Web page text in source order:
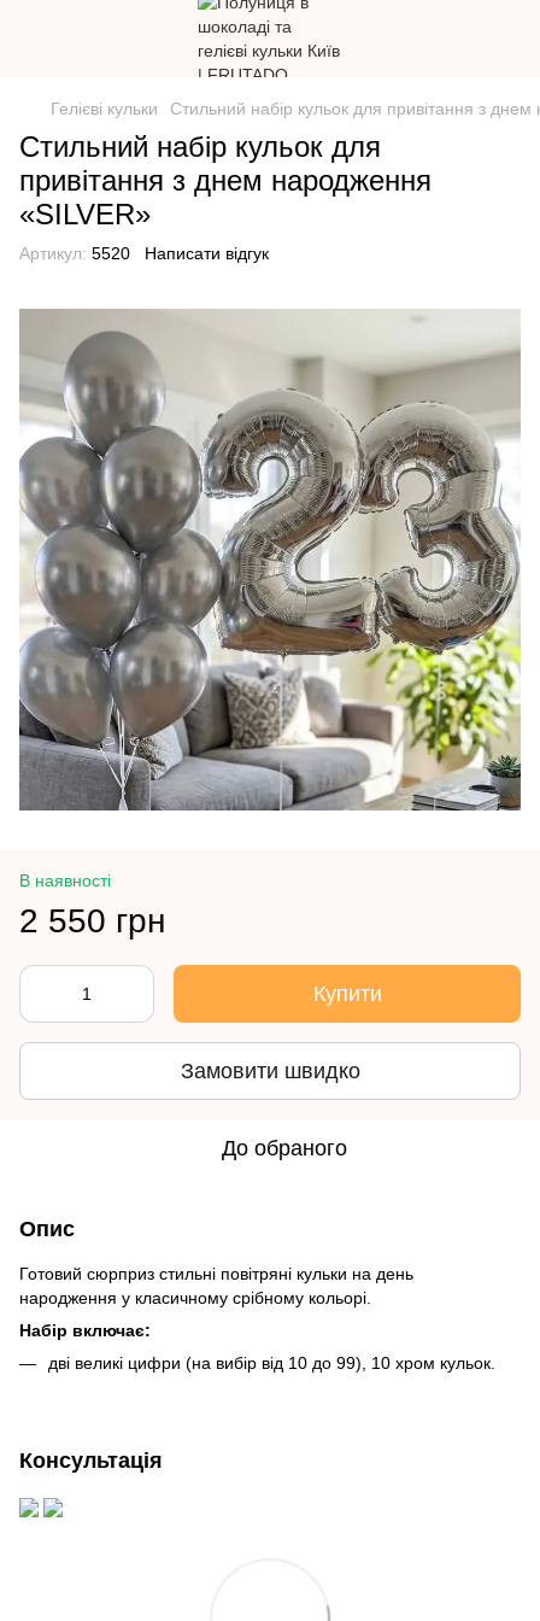
Гелієві кульки Стильний набір кульок для привітання з
Стильний набір кульок для
привітання з днем народження
«SILVER»
Артикул: 5520 Написати відгук
В наявності
2 550 грн
Купити
Замовити швидко
До обраного
Опис
Готовий сюрприз стильні повітряні кульки на день
народження у класичному срібному кольорі.
Набір включає:
дві великі цифри (на вибір від 10 до 99), 10 хром кульок.
Консультація